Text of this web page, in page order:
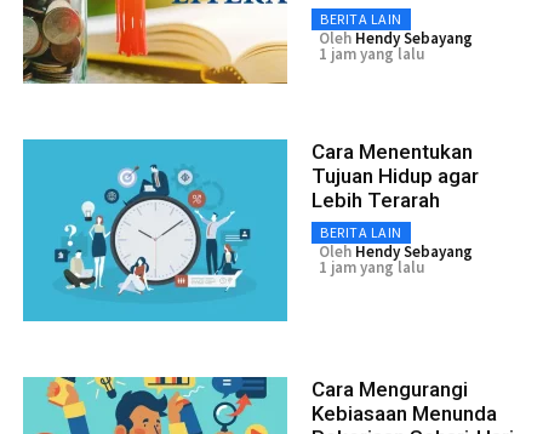
BERITA LAIN
Oleh Hendy Sebayang
1 jam yang lalu
Cara Menentukan
Tujuan Hidup agar
Lebih Terarah
BERITA LAIN
Oleh Hendy Sebayang
1 jam yang lalu
Cara Mengurangi
Kebiasaan Menunda